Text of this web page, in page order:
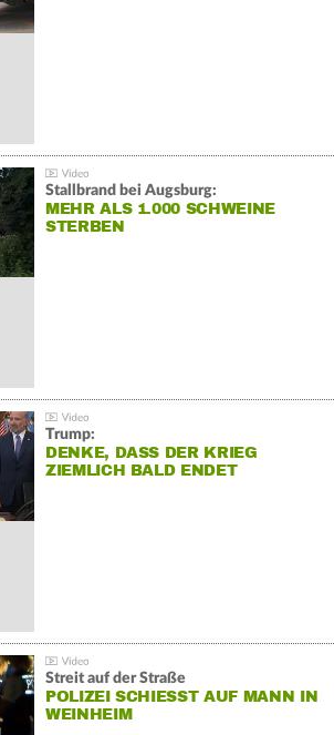
Stallbrand bei Augsburg:
MEHR ALS 1.000 SCHWEINE
STERBEN
Trump:
DENKE, DASS DER KRIEG
ZIEMLICH BALD ENDET
Streit auf der Straße
POLIZEI SCHIESST AUF MANN IN W
EINHEIM